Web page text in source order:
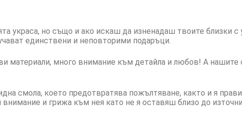
украса, но също и ако искаш да изненадаш твоите близки с
единствени и неповторими подаръци.
материали, много внимание към детайла и любов! А
смола, което предотвратява пожълтяване, както и я
и грижа към нея като не я оставяш близо до